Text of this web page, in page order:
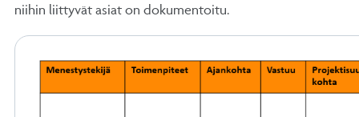
niihin liittyvät asiat on dokumentoitu.